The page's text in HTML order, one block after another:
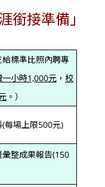
銜接準備」
標準比照內聘專
小時1,000元 ， 校
。）
每場上限500元)
整成果報告(150